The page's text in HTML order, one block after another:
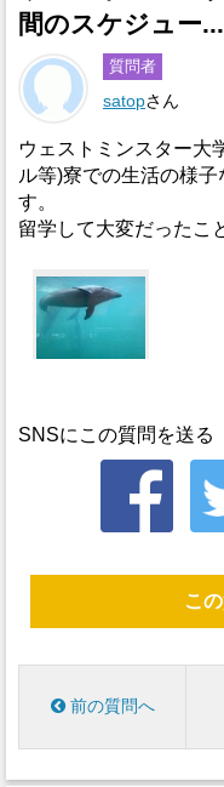
間のスケジュー...
質問者
satopさん
ウェストミンスター大
ル等)寮での生活の様
す。
留学して大変だったこ
SNSにこの質問を送る
こ
前の質問へ